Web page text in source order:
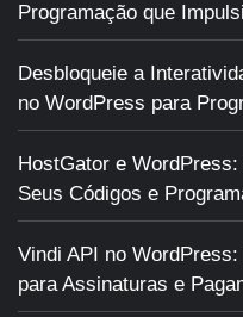
Programação que
Desbloqueie a
no WordPress para
HostGator e
Seus Códigos e
Vindi API no
para Assinaturas e